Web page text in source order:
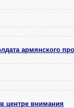
армянского
центре внимания